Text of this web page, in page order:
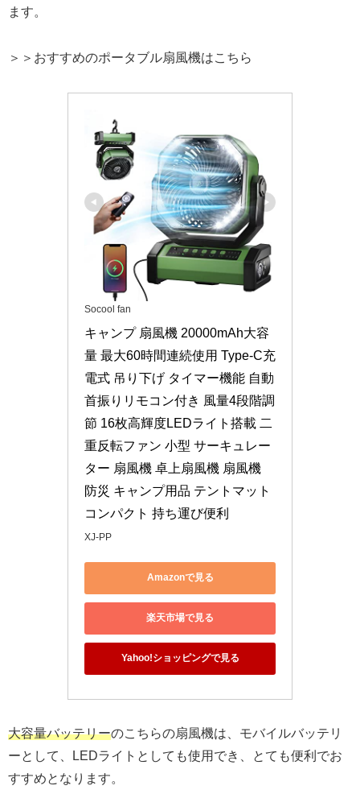
ます。
＞＞おすすめのポータブル扇風機はこちら
Socool fan
キャンプ 扇風機 20000mAh大容
量 最大60時間連続使用 Type-C充
電式 吊り下げ タイマー機能 自動
首振りリモコン付き 風量4段階調
節 16枚高輝度LEDライト搭載 二
重反転ファン 小型 サーキュレー
ター 扇風機 卓上扇風機 扇風機
防災 キャンプ用品 テントマット
コンパクト 持ち運び便利
XJ-PP
Amazonで見る
楽天市場で見る
Yahoo!ショッピングで見る
大容量バッテリーのこちらの扇風機は、モバイルバッテリ
ーとして、LEDライトとしても使用でき、とても便利でお
すすめとなります。